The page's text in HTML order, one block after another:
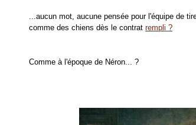
...aucun mot, aucune pensée pour l'équipe de
comme des chiens dès le contrat rempli ?
Comme à l'époque de Néron... ?